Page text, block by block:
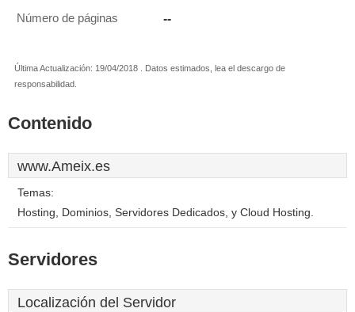
Número de páginas --
Última Actualización: 19/04/2018 . Datos estimados, lea el descargo de
responsabilidad.
Contenido
www.Ameix.es
Temas:
Hosting, Dominios, Servidores Dedicados, y Cloud Hosting.
Servidores
Localización del Servidor